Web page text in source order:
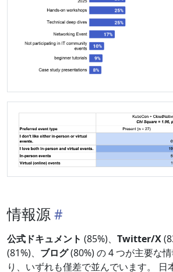
情報源
公式ドキュメント (85%)、 Twitter/X
(81%)、 ブログ(80%) の 4 つが主要な
り、いずれも僅差で並んでいます。 日